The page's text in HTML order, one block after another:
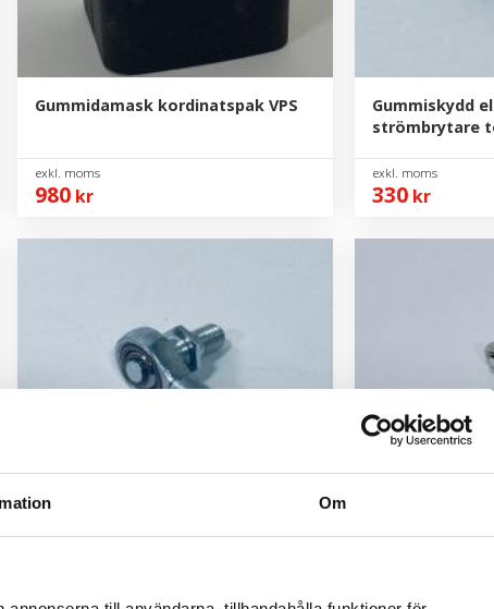
Om
Gummidamask kordinatspak VPS
980 kr
Gummiskydd
strömbrytare
330 kr
Länkled under